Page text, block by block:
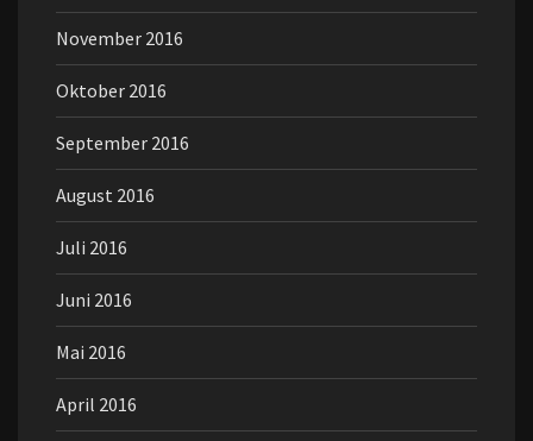
November 2016
Oktober 2016
September 2016
August 2016
Juli 2016
Juni 2016
Mai 2016
April 2016